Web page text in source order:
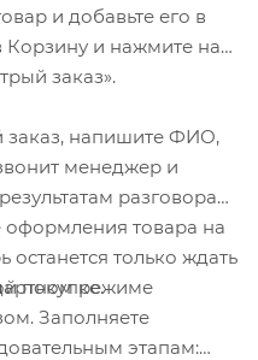
и добавьте его в
Корзину и нажмите на
заказ».
заказ, напишите ФИО,
менеджер и
разговора
товара на
останется только ждать
покупке.режиме
Заполняете
этапам: